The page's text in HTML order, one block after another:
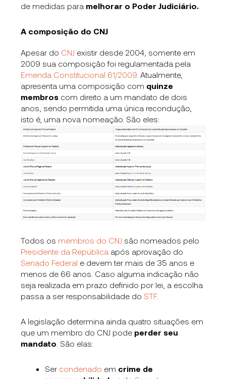
de medidas para melhorar o Poder Judiciário.
A composição do CNJ
Apesar do CNJ existir desde 2004, somente em
2009 sua composição foi regulamentada pela
Emenda Constitucional 61/2009 . Atualmente,
apresenta uma composição com quinze
membros com direito a um mandato de dois
anos, sendo permitida uma única recondução,
isto é, uma nova nomeação. São eles:
Todos os membros do CNJ são nomeados pelo
Presidente da República após aprovação do
Senado Federal e devem ter mais de 35 anos e
menos de 66 anos. Caso alguma indicação não
seja realizada em prazo definido por lei, a escolha
passa a ser responsabilidade do STF.
A legislação determina ainda quatro situações em
que um membro do CNJ pode perder seu
mandato . São elas:
Ser condenado em crime de